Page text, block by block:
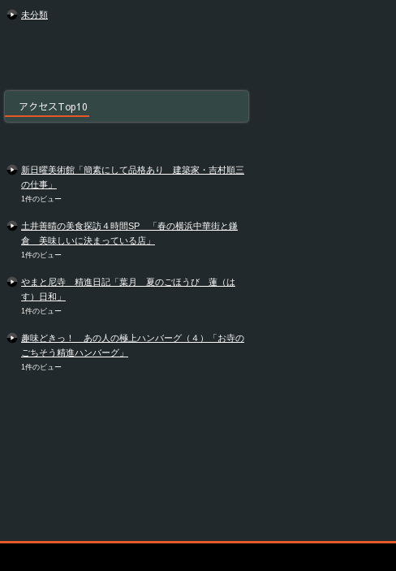
未分類
アクセスTop10
新日曜美術館「簡素にして品格あり 建築家・吉村順三
の仕事」
1件のビュー
土井善晴の美食探訪４時間SP 「春の横浜中華街と鎌
倉 美味しいに決まっている店」
1件のビュー
やまと尼寺 精進日記「葉月 夏のごほうび 蓮（は
す）日和」
1件のビュー
趣味どきっ！ あの人の極上ハンバーグ（４）「お寺の
ごちそう精進ハンバーグ」
1件のビュー